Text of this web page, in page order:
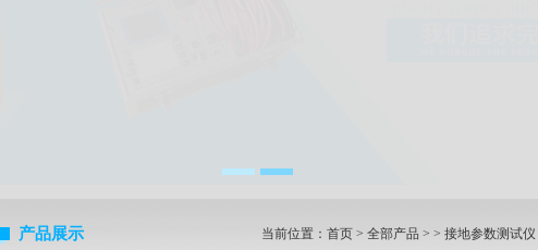
产品展示 当前位置： 首页 > 全部产品 > > 接地参数测试仪